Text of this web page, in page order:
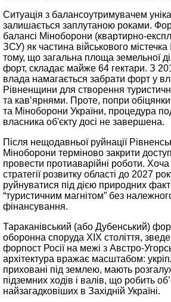
Ситуація з балансоутримувачем
залишається заплутаною роками.
балансі Міноборони (квартирно-
ЗСУ) як частина військового
тому, що загальна площа земельної
форт, складає майже 64 гектари. З
влада намагається забрати форт у
Рівненщини для створення
та кав’ярнями. Проте, попри
та Міноборони України, процедура
власника об'єкту досі не завершена.
Після нещодавньої руйнації
Міноборони терміново закрити
провести протиаварійні роботи.
стратегії розвитку області до 2027
руйнуватися під дією природних
“туристичним магнітом” без
фінансування.
Тараканівський (або Дубенський)
оборонна споруда ХІХ століття,
форпост Росії на межі з Австро-
архітектура вражає масштабом:
приховані під землею, мають
підземних ходів і валів, що робить
найзагадковіших в Західній Україні.